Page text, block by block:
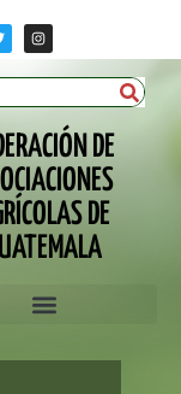
DE
DE